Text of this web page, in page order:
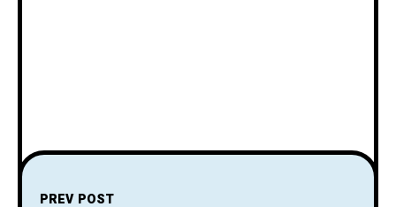
PREV POST